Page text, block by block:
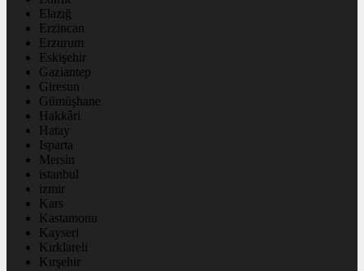
Elazığ
Erzincan
Erzurum
Eskişehir
Gaziantep
Giresun
Gümüşhane
Hakkâri
Hatay
Isparta
Mersin
istanbul
izmir
Kars
Kastamonu
Kayseri
Kırklareli
Kırşehir